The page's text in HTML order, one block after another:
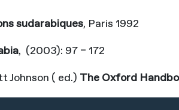
sudarabiques, Paris 1992
, (2003): 97 – 172
Johnson ( ed.) The Oxford